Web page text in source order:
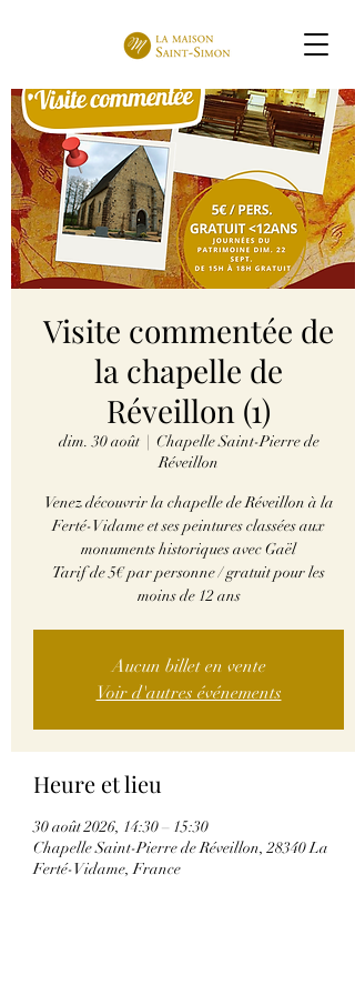
Visite commentée de
la chapelle de
Réveillon (1)
dim. 30 août
  |
Chapelle Saint-Pierre de
Réveillon
Venez découvrir la chapelle de Réveillon à la
Ferté-Vidame et ses peintures classées aux
monuments historiques avec Gaël
Tarif de 5€ par personne / gratuit pour les
moins de 12 ans
Aucun billet en vente
Voir d'autres événements
Heure et lieu
30 août 2026, 14:30 – 15:30
Chapelle Saint-Pierre de Réveillon, 28340 La
Ferté-Vidame, France